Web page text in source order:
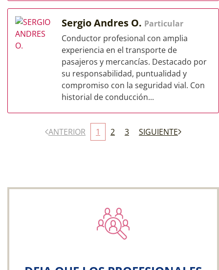
Sergio Andres O. Particular
Conductor profesional con amplia
experiencia en el transporte de
pasajeros y mercancías. Destacado por
su responsabilidad, puntualidad y
compromiso con la seguridad vial. Con
historial de conducción...
ANTERIOR 1 2 3 SIGUIENTE